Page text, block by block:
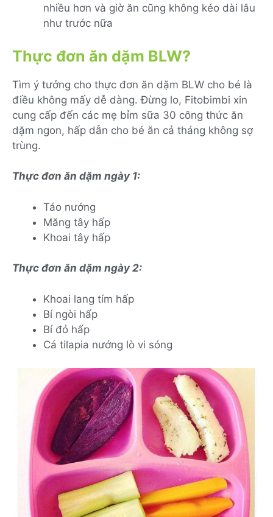
nhiều hơn và giờ ăn cũng không kéo dài lâu
như trước nữa
Thực đơn ăn dặm BLW?
Tìm ý tưởng cho thực đơn ăn dặm BLW cho bé là
điều không mấy dễ dàng. Đừng lo, Fitobimbi xin
cung cấp đến các mẹ bỉm sữa 30 công thức ăn
dặm ngon, hấp dẫn cho bé ăn cả tháng không sợ
trùng.
Thực đơn ăn dặm ngày 1:
Táo nướng
Măng tây hấp
Khoai tây hấp
Thực đơn ăn dặm ngày 2:
Khoai lang tím hấp
Bí ngòi hấp
Bí đỏ hấp
Cá tilapia nướng lò vi sóng